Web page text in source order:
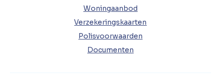
Woningaanbod
Verzekeringskaarten
Polisvoorwaarden
Documenten